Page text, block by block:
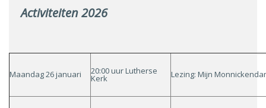
Activiteiten 2026
Maandag 26 januari 20:00 uur Lutherse
Kerk Lezing: Mijn